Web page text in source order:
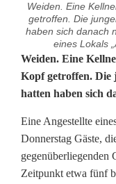
Weiden. Eine
getroffen. Die
haben sich danach
eines Lokals
K
e
l
l
n
Weiden. Eine
Kopf getroffen. Die
hatten haben sich
Eine Angestellte
Donnerstag Gäste,
gegenüberliegenden
Zeitpunkt etwa fünf